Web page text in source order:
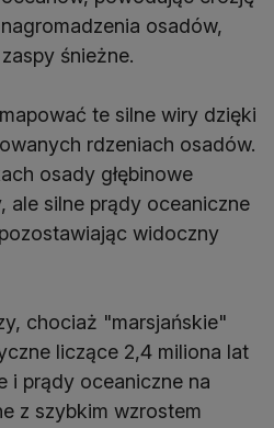
osadów,
śnieżne.
te silne wiry dzięki
rdzeniach osadów.
osady głębinowe
ale silne prądy oceaniczne
widoczny
chociaż "marsjańskie"
liczące 2,4 miliona lat
i prądy oceaniczne na
z szybkim wzrostem